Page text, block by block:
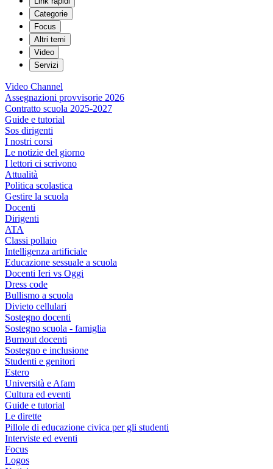
Categorie
Focus
Altri temi
Video
Servizi
Video Channel
Assegnazioni provvisorie 2026
Contratto scuola 2025-2027
Guide e tutorial
Sos dirigenti
I nostri corsi
Le notizie del giorno
I lettori ci scrivono
Attualità
Politica scolastica
Gestire la scuola
Docenti
Dirigenti
ATA
Classi pollaio
Intelligenza artificiale
Educazione sessuale a scuola
Docenti Ieri vs Oggi
Dress code
Bullismo a scuola
Divieto cellulari
Sostegno docenti
Sostegno scuola - famiglia
Burnout docenti
Sostegno e inclusione
Studenti e genitori
Estero
Università e Afam
Cultura ed eventi
Guide e tutorial
Le dirette
Pillole di educazione civica per gli studenti
Interviste ed eventi
Focus
Logos